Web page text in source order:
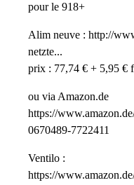
pour le 918+
Alim neuve : http://
netzte...
prix : 77,74 € + 5,95 €
ou via Amazon.de
https://
0670489-7722411
Ventilo :
https://